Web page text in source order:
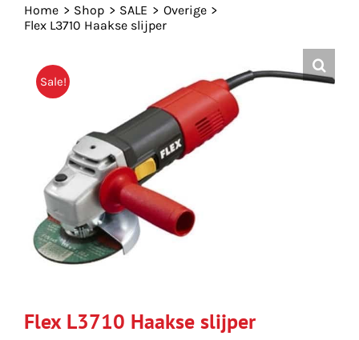
Home Shop SALE
Overige
Flex L3710 Haakse slijper
Sale!
Flex L3710 Haakse slijper